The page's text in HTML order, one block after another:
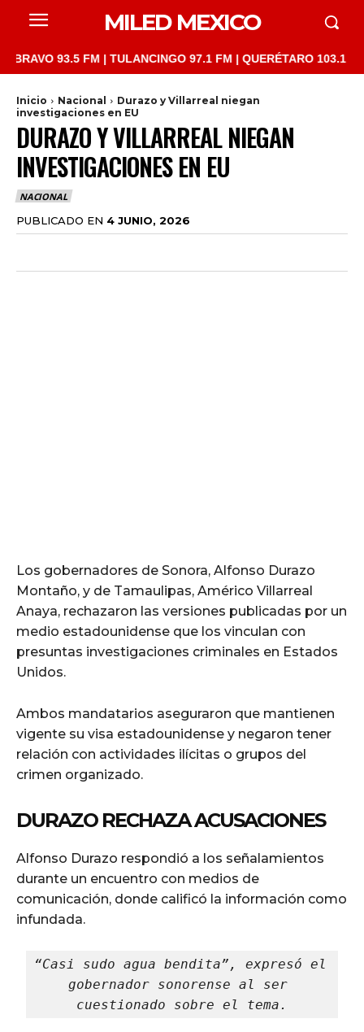
MILED MEXICO
93.5 FM | TULANCINGO 97.1 FM | QUERÉTARO 103.1 FM |
Inicio Nacional
Durazo y Villarreal niegan
investigaciones en EU
DURAZO Y VILLARREAL NIEGAN
INVESTIGACIONES EN EU
NACIONAL
PUBLICADO EN 4 JUNIO, 2026
Los gobernadores de Sonora, Alfonso Durazo
Montaño, y de Tamaulipas, Américo Villarreal
Anaya, rechazaron las versiones publicadas por un
medio estadounidense que los vinculan con
presuntas investigaciones criminales en Estados
Unidos.
Ambos mandatarios aseguraron que mantienen
vigente su visa estadounidense y negaron tener
relación con actividades ilícitas o grupos del
crimen organizado.
DURAZO RECHAZA ACUSACIONES
Alfonso Durazo respondió a los señalamientos
durante un encuentro con medios de
comunicación, donde calificó la información como
infundada.
“Casi sudo agua bendita”, expresó el
gobernador sonorense al ser
cuestionado sobre el tema.